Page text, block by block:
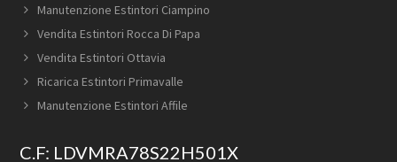
Manutenzione Estintori Ciampino
Vendita Estintori Rocca Di Papa
Vendita Estintori Ottavia
Ricarica Estintori Primavalle
Manutenzione Estintori Affile
C.F: LDVMRA78S22H501X